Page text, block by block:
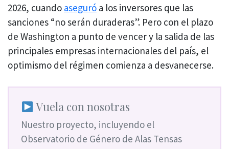
2026, cuando aseguró a los inversores que las
sanciones “no serán duraderas”. Pero con el plazo
de Washington a punto de vencer y la salida de las
principales empresas internacionales del país, el
optimismo del régimen comienza a desvanecerse.
Vuela con nosotras
Nuestro proyecto, incluyendo el
Observatorio de Género de Alas Tensas